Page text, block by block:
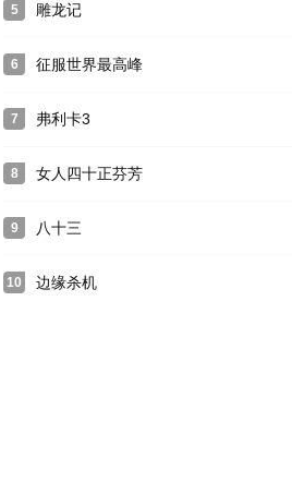
仪已婚历史老师，加上
淫威滥施的母亲相依为命，他甚至要忍
。赌徒孙兴旺被杀，接连东湖市场副主任朱
。集，但其灵感来源于类似的主题，讲述了
5 雕龙记
6 征服世界最高峰
7 弗利卡3
8 女人四十正芬芳
9 八十三
10 边缘杀机